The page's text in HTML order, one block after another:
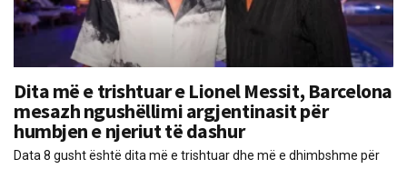
Dita më e trishtuar e Lionel Messit, Barcelona
mesazh ngushëllimi argjentinasit për
humbjen e njeriut të dashur
Data 8 gusht është dita më e trishtuar dhe më e dhimbshme për